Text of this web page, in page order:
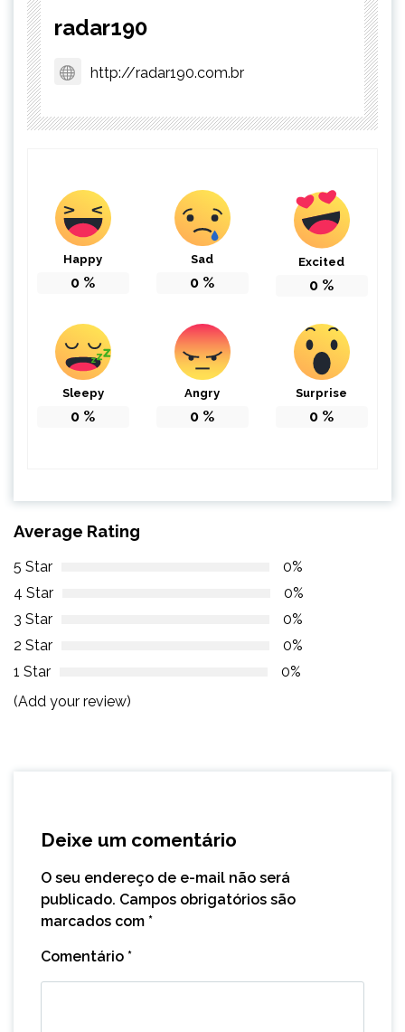
radar190
http://radar190.com.br
Happy
0 %
Sad
0 %
Excited
0 %
Sleepy
0 %
Angry
0 %
Surprise
0 %
Average Rating
5 Star
0%
4 Star
0%
3 Star
0%
2 Star
0%
1 Star
0%
(Add your review)
Deixe um comentário
O seu endereço de e-mail não será
publicado. Campos obrigatórios são
marcados com *
Comentário *